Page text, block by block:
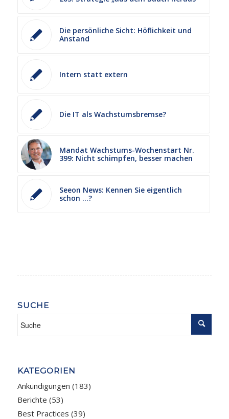
Die persönliche Sicht: Höflichkeit und
Anstand
Intern statt extern
Die IT als Wachstumsbremse?
Mandat Wachstums-Wochenstart Nr.
399: Nicht schimpfen, besser machen
Seeon News: Kennen Sie eigentlich
schon …?
SUCHE
KATEGORIEN
Ankündigungen (183)
Berichte (53)
Best Practices (39)